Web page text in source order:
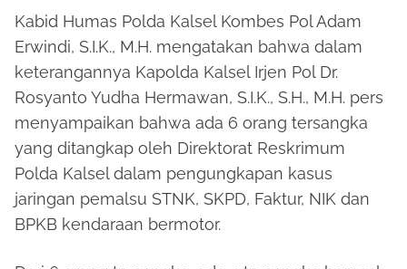
Kabid Humas Polda Kalsel Kombes Pol Adam
Erwindi, S.I.K., M.H. mengatakan bahwa dalam
keterangannya Kapolda Kalsel Irjen Pol Dr.
Rosyanto Yudha Hermawan, S.I.K., S.H., M.H. pers
menyampaikan bahwa ada 6 orang tersangka
yang ditangkap oleh Direktorat Reskrimum
Polda Kalsel dalam pengungkapan kasus
jaringan pemalsu STNK, SKPD, Faktur, NIK dan
BPKB kendaraan bermotor.